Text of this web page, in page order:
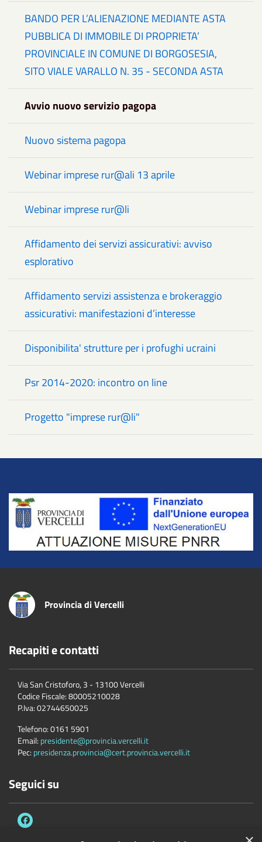
BANDO PER L’ALIENAZIONE MEDIANTE ASTA
PUBBLICA DI IMMOBILE DI PROPRIETA’
PROVINCIALE IN COMUNE DI BORGOSESIA,
SITO VIALE VARALLO N. 35 - SECONDA ASTA
Avvio nuovo servizio pagopa
Nuovo sistema pagopa
Webinar imprese rur@ali 13 aprile
Webinar imprese rur@li
Affidamento dei servizi assicurativi: avviso
esplorativo
Affidamento servizi assistenza e brokeraggio
assicurativi: manifestazioni d’interesse
Disponibilita' strutture per i profughi ucraini
Psr 2014-2020: incontro on line
Progetto "imprese rur@li"
Title
Provincia di Vercelli
Recapiti e contatti
Via San Cristoforo, 3 - 13100 Vercelli
Codice Fiscale:80005210028
P.Iva:02744650025
Telefono:0161 5901
Email: presidente@provincia.vercelli.it
Pec: presidenza.provincia@cert.provincia.vercelli.it
Seguici su